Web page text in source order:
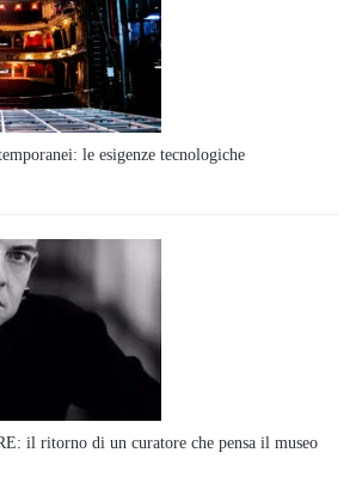
le esigenze tecnologiche
il ritorno di un curatore che pensa il museo